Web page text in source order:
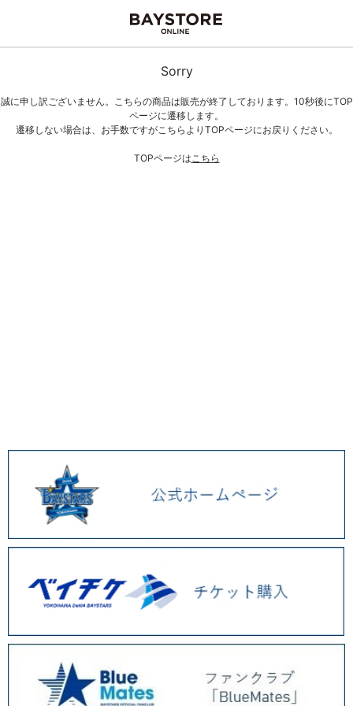
Sorry
誠に申し訳ございません。こちらの商品は販売が終了しております。10秒後にTOP
ページに遷移します。
遷移しない場合は、お手数ですがこちらよりTOPページにお戻りください。
TOPページはこちら